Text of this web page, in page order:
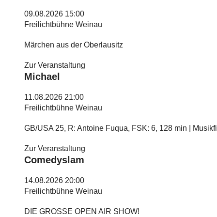
09.08.2026 15:00
Freilichtbühne Weinau
Märchen aus der Oberlausitz
Zur Veranstaltung
Michael
11.08.2026 21:00
Freilichtbühne Weinau
GB/USA 25, R: Antoine Fuqua, FSK: 6, 128 min |
Zur Veranstaltung
Comedyslam
14.08.2026 20:00
Freilichtbühne Weinau
DIE GROSSE OPEN AIR SHOW!